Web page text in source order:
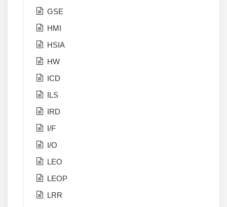
GSE
HMI
HSIA
HW
ICD
ILS
IRD
I/F
I/O
LEO
LEOP
LRR